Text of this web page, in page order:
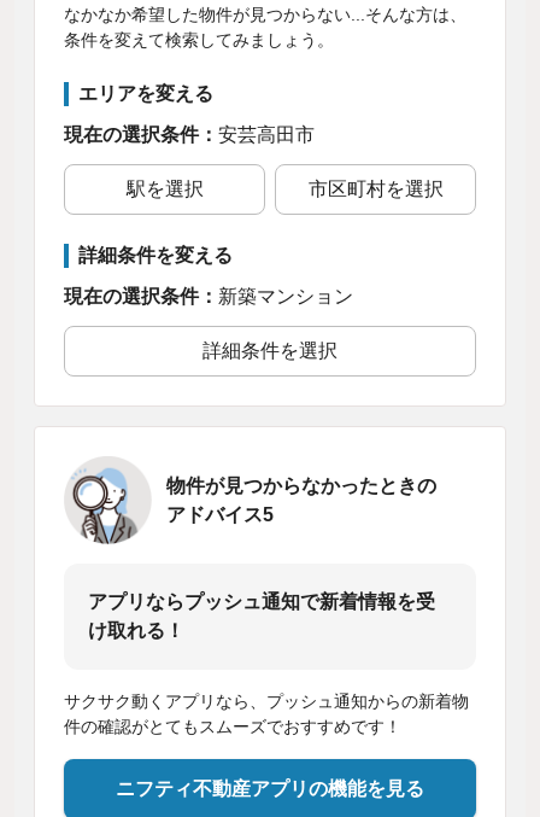
なかなか希望した物件が見つからない...そんな方は、
条件を変えて検索してみましょう。
エリアを変える
現在の選択条件： 安芸高田市
駅を選択 市区町村を選択
詳細条件を変える
現在の選択条件： 新築マンション
詳細条件を選択
物件が見つからなかったときの
アドバイス5
アプリならプッシュ通知で新着情報を受
け取れる！
サクサク動くアプリなら、プッシュ通知からの新着物
件の確認がとてもスムーズでおすすめです！
ニフティ不動産アプリの機能を見る